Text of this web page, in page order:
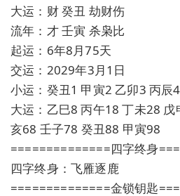
大运：财 癸丑 劫财伤
流年：才 壬寅 杀枭比
起运：6年8月75天
交运：2029年3月1日
小运：癸丑1 甲寅2 乙卯3 丙辰
大运：乙巳8 丙午18 丁未28
亥68 壬子78 癸丑88 甲寅98
==============四字终身
四字终身：飞雁逐鹿
==============金锁钥匙